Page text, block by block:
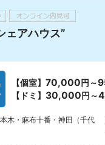
ェアハウス”
【個室】 70,000円～
【ドミ】 30,000円～
木・麻布十番・神田（千代